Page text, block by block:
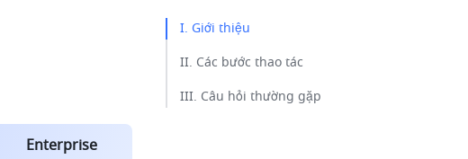
Enterprise
I. Giới thiệu​
II. Các bước thao tác​
III. Câu hỏi thường gặp​